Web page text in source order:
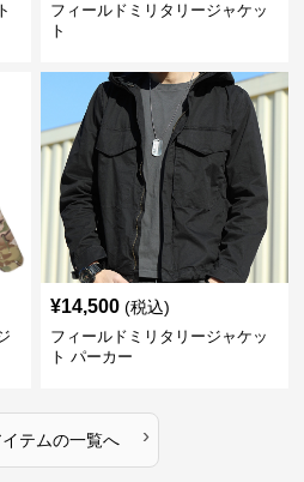
フィールドミリタリージャケッ
ト
¥14,500 (税込)
フィールドミリタリージャケッ
ト パーカー
テムの一覧へ ›